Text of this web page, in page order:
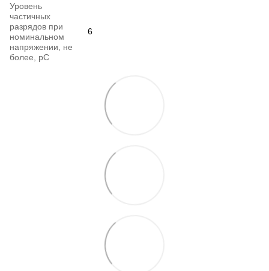
Уровень
частичных
разрядов при
номинальном
напряжении, не
более, pC
6